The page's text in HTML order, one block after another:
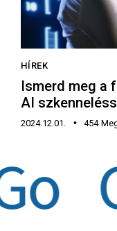
HÍREK
Ismerd meg a
AI
2024.12.01. 454